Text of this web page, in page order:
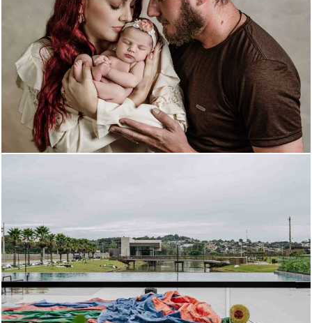
187 0
183 0